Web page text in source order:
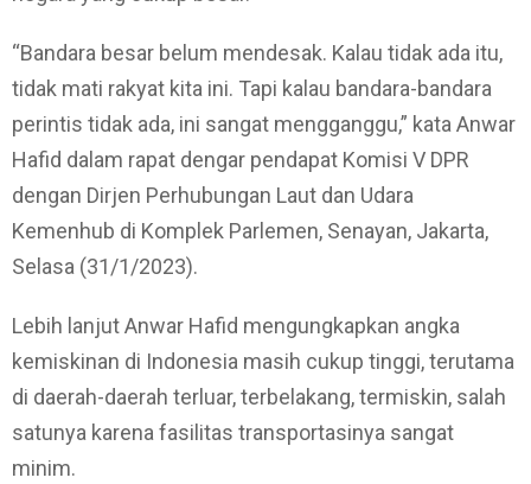
“Bandara besar belum mendesak. Kalau tidak ada itu,
tidak mati rakyat kita ini. Tapi kalau bandara-bandara
perintis tidak ada, ini sangat mengganggu,” kata Anwar
Hafid dalam rapat dengar pendapat Komisi V DPR
dengan Dirjen Perhubungan Laut dan Udara
Kemenhub di Komplek Parlemen, Senayan, Jakarta,
Selasa (31/1/2023).
Lebih lanjut Anwar Hafid mengungkapkan angka
kemiskinan di Indonesia masih cukup tinggi, terutama
di daerah-daerah terluar, terbelakang, termiskin, salah
satunya karena fasilitas transportasinya sangat
minim.